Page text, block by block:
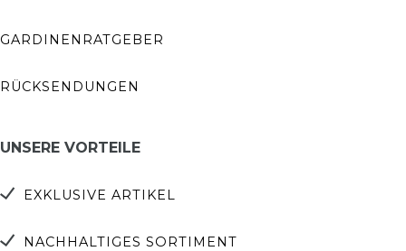
GARDINENRATGEBER
RÜCKSENDUNGEN
UNSERE VORTEILE
EXKLUSIVE ARTIKEL
NACHHALTIGES SORTIMENT